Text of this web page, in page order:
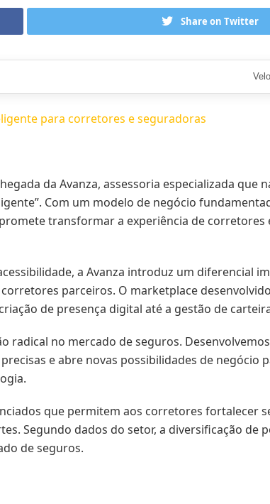
Share on Twitter
da Avanza, assessoria especializada que
Com um modelo de negócio
transformar a experiência de
a Avanza introduz um diferencial
parceiros. O marketplace
de presença digital até a gestão de
radical no mercado de seguros.
e abre novas possibilidades de negócio
que permitem aos corretores fortalecer
Segundo dados do setor, a diversificação
de seguros.